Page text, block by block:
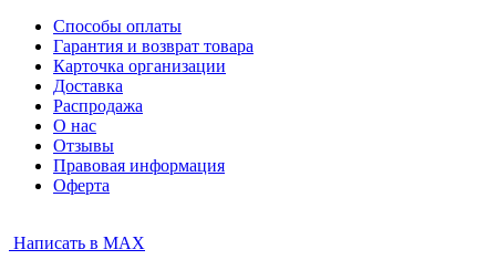
Способы оплаты
Гарантия и возврат товара
Карточка организации
Доставка
Распродажа
О нас
Отзывы
Правовая информация
Оферта
Написать в MAX